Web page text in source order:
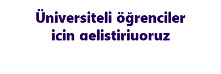
Üniversiteli öğrenciler
için geliştiriyoruz